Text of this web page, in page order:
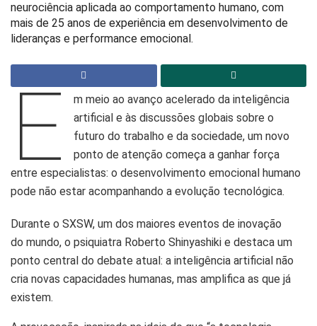
neurociência aplicada ao comportamento humano, com
mais de 25 anos de experiência em desenvolvimento de
lideranças e performance emocional.
E
m meio ao avanço acelerado da inteligência
artificial e às discussões globais sobre o
futuro do trabalho e da sociedade, um novo
ponto de atenção começa a ganhar força
entre especialistas: o desenvolvimento emocional humano
pode não estar acompanhando a evolução tecnológica.
Durante o SXSW, um dos maiores eventos de inovação
do mundo, o psiquiatra Roberto Shinyashiki e destaca um
ponto central do debate atual: a inteligência artificial não
cria novas capacidades humanas, mas amplifica as que já
existem.